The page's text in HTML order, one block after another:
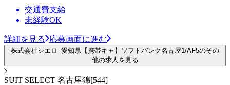
交通費支給
未経験OK
詳細を見る 応募画面に進む
株式会社シエロ_愛知県【携帯キャ】ソフトバンク名古屋1/AF5のその
他の求人を見る
SUIT SELECT 名古屋錦[544]